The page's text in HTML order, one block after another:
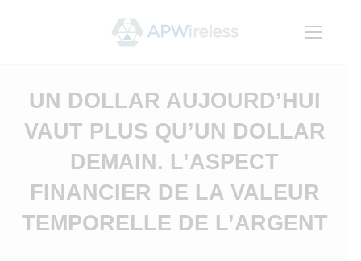
UN DOLLAR AUJOURD’HUI
VAUT PLUS QU’UN DOLLAR
DEMAIN. L’ASPECT
FINANCIER DE LA VALEUR
TEMPORELLE DE L’ARGENT